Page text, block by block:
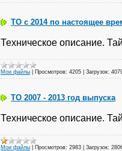
ТО с 2014 по настоящее
Техническое описание.
Мои файлы Просмотров: 4205 Загрузок:
ТО 2007 - 2013 год выпуска
Техническое описание.
Мои файлы Просмотров: 2983 Загрузок: